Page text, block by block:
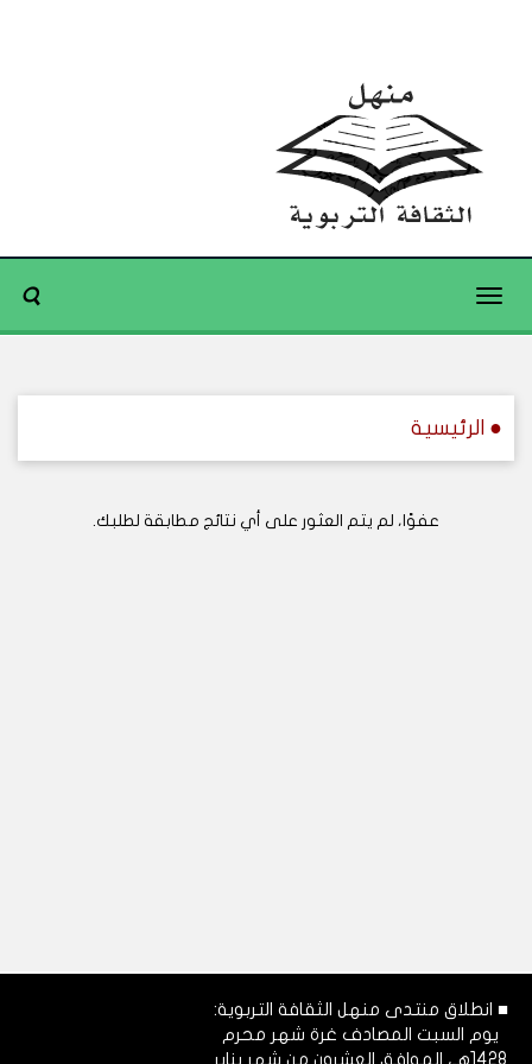
Toggle
● الرئيسية
عفوًا، لم يتم العثور على أي نتائج مطابقة لطلبك.
■ انطلاق منتدى منهل الثقافة التربوية:
يوم السبت المصادف غرة شهر محرم
1428هـ، الموافق العشرون من شهر يناير